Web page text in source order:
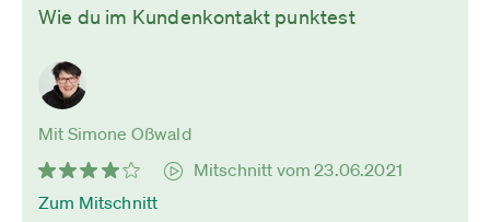
Wie du im Kundenkontakt punktest
Mit Simone Oßwald
Mitschnitt vom 23.06.2021
Zum Mitschnitt